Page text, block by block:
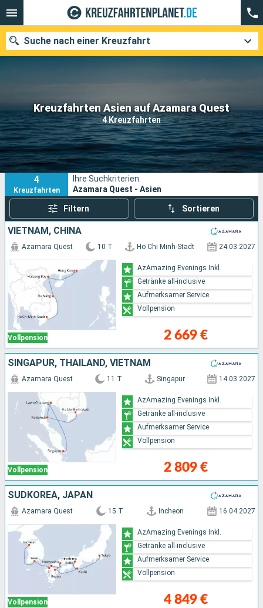
Kreuzfahrten Asien auf Azamara Quest
4 Kreuzfahrten
Suche nach einer Kreuzfahrt
Unsere Ziele
Abfahrtsmonat
Häfen Reedereien
Suchen
4
Kreuzfahrten
Ihre Suchkriterien:
Azamara Quest - Asien
Filtern Sortieren
VIETNAM, CHINA
Vollpension
Azamara Quest 10 T Ho Chi Minh-Stadt 24.03.2027
2 669 €
AzAmazing Evenings Inkl.
Getränke all-inclusive
Aufmerksamer Service
Vollpension
SINGAPUR, THAILAND, VIETNAM
Vollpension
Azamara Quest 11 T Singapur 14.03.2027
2 809 €
AzAmazing Evenings Inkl.
Getränke all-inclusive
Aufmerksamer Service
Vollpension
SÜDKOREA, JAPAN
Vollpension
Azamara Quest 15 T Incheon 16.04.2027
4 849 €
AzAmazing Evenings Inkl.
Getränke all-inclusive
Aufmerksamer Service
Vollpension